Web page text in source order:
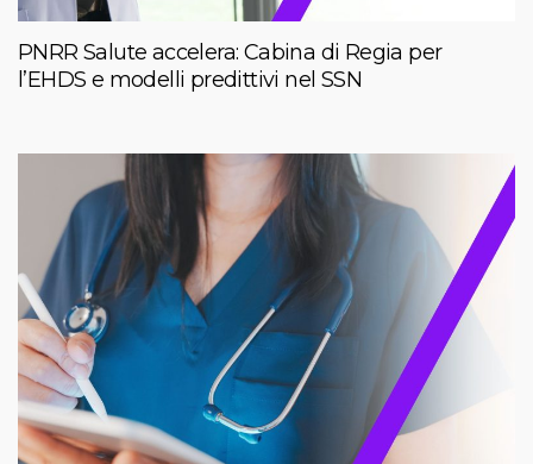
PNRR Salute accelera: Cabina di Regia per
l’EHDS e modelli predittivi nel SSN